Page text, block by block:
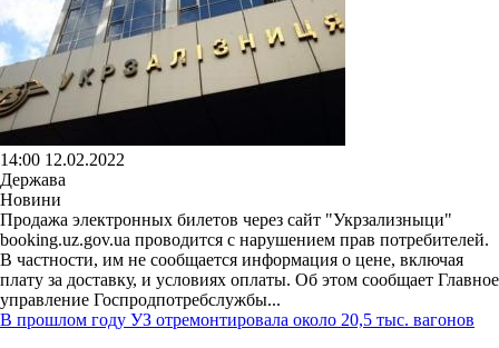
14:00 12.02.2022
Держава
Новини
Продажа электронных билетов через сайт "Укрзализныци"
booking.uz.gov.ua проводится с нарушением прав потребителей.
В частности, им не сообщается информация о цене, включая
плату за доставку, и условиях оплаты. Об этом сообщает Главное
управление Госпродпотребслужбы...
В прошлом году УЗ отремонтировала около 20,5 тыс. вагонов